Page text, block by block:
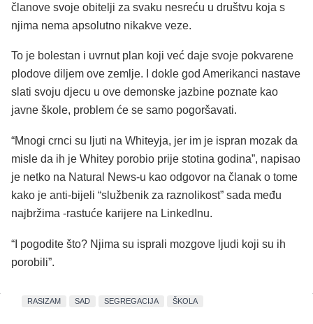
članove svoje obitelji za svaku nesreću u društvu koja s
njima nema apsolutno nikakve veze.
To je bolestan i uvrnut plan koji već daje svoje pokvarene
plodove diljem ove zemlje. I dokle god Amerikanci nastave
slati svoju djecu u ove demonske jazbine poznate kao
javne škole, problem će se samo pogoršavati.
“Mnogi crnci su ljuti na Whiteyja, jer im je ispran mozak da
misle da ih je Whitey porobio prije stotina godina”, napisao
je netko na Natural News-u kao odgovor na članak o tome
kako je anti-bijeli “službenik za raznolikost” sada među
najbržima -rastuće karijere na LinkedInu.
“I pogodite što? Njima su isprali mozgove ljudi koji su ih
porobili”.
RASIZAM SAD SEGREGACIJA ŠKOLA